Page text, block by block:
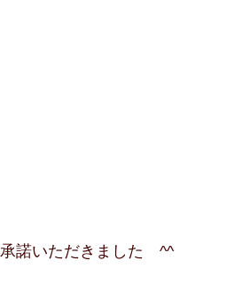
諾いただきました　^^